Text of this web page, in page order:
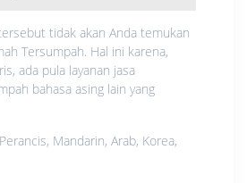
tidak akan Anda temukan
Tersumpah. Hal ini karena,
ada pula layanan jasa
bahasa asing lain yang
Mandarin, Arab, Korea,